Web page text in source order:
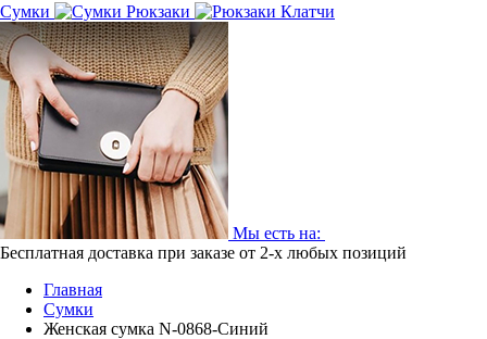
Сумки
Рюкзаки Клатчи
Мы есть на:
Бесплатная доставка при заказе от 2-х любых позиций
Главная
Сумки
Женская сумка N-0868-Синий